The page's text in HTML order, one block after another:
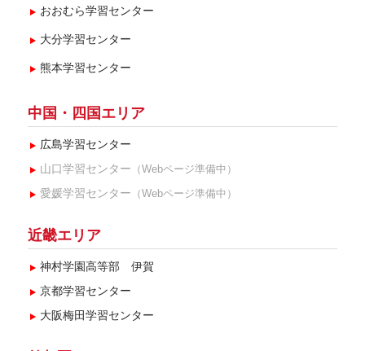
おおむら学習センター
大分学習センター
熊本学習センター
中国・四国エリア
広島学習センター
山口学習センター （Webページ準備中）
愛媛学習センター （Webページ準備中）
近畿エリア
神村学園高等部 伊賀
京都学習センター
大阪梅田学習センター